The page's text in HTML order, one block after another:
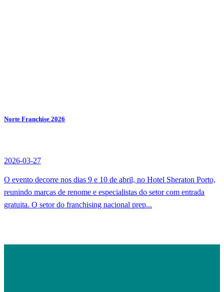
Norte Franchise 2026
2026-03-27
O evento decorre nos dias 9 e 10 de abril, no Hotel Sheraton Porto,
reunindo marcas de renome e especialistas do setor com entrada
gratuita. O setor do franchising nacional prep...